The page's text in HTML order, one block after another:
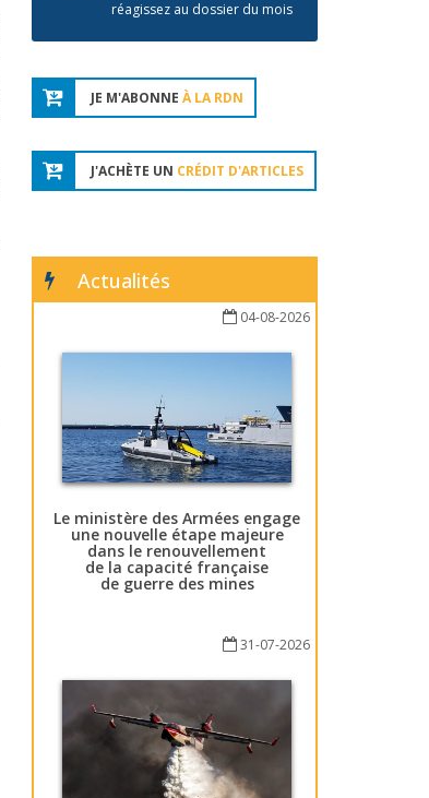
réagissez au dossier du mois
JE M'ABONNE À LA RDN
J'ACHÈTE UN CRÉDIT D'ARTICLES
Actualités
04-08-2026
Le ministère des Armées engage
une nouvelle étape majeure
dans le renouvellement
de la capacité française
de guerre des mines
31-07-2026